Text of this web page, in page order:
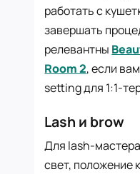
работать с
завершать
релевантны
Room 2, если
setting для 1:1-
Lash и brow
Для lash-
свет, положение